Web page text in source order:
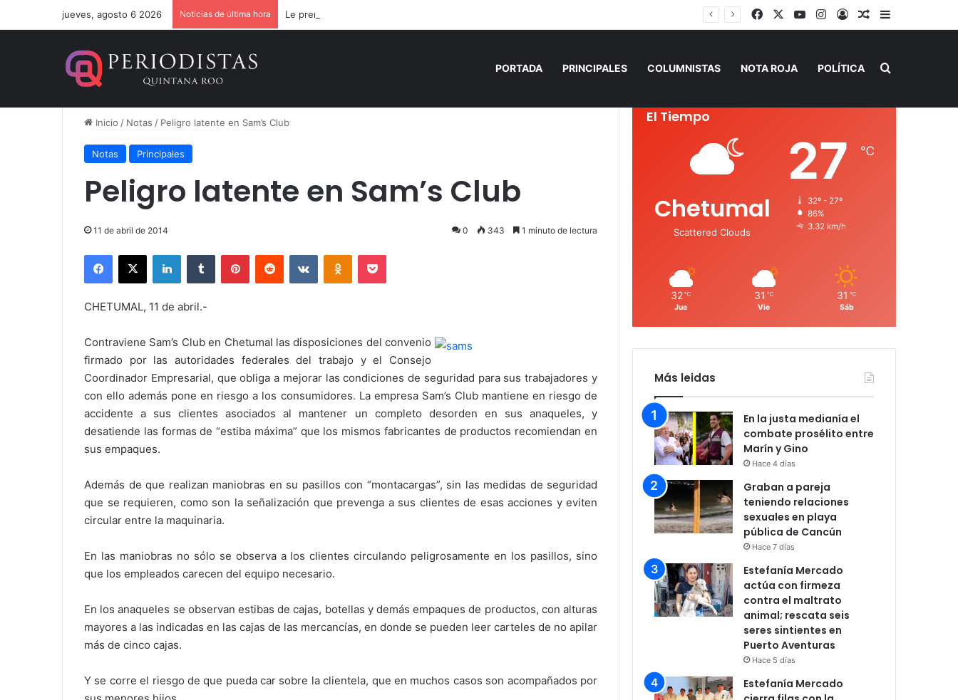
jueves, agosto 6 2026 Noticias de última hora Le prenden fuego a camioneta involucrada en balacera en Carrillo Puerto FacebookYouTubeInstagram
AccesoPublicación al
Barra lateral
PORTADA PRINCIPALES COLUMNISTAS NOTA ROJA POLÍTICA Buscar por
Inicio / Notas / Peligro latente en Sam’s Club
Notas Principales
Peligro latente en Sam’s Club
11 de abril de 2014 0 343 1 minuto de lectura
Facebook
X LinkedInTumblr PinterestReddit VKontakteOdnoklassniki
Pocket
CHETUMAL, 11 de abril.-
Contraviene Sam’s Club en Chetumal las disposiciones del convenio
firmado por las autoridades federales del trabajo y el Consejo
Coordinador Empresarial, que obliga a mejorar las condiciones de seguridad para sus trabajadores y
con ello además pone en riesgo a los consumidores. La empresa Sam’s Club mantiene en riesgo de
accidente a sus clientes asociados al mantener un completo desorden en sus anaqueles, y
desatiende las formas de “estiba máxima” que los mismos fabricantes de productos recomiendan en
sus empaques.
Además de que realizan maniobras en su pasillos con “montacargas”, sin las medidas de seguridad
que se requieren, como son la señalización que prevenga a sus clientes de esas acciones y eviten
circular entre la maquinaria.
En las maniobras no sólo se observa a los clientes circulando peligrosamente en los pasillos, sino
que los empleados carecen del equipo necesario.
En los anaqueles se observan estibas de cajas, botellas y demás empaques de productos, con alturas
mayores a las indicadas en las cajas de las mercancías, en donde se pueden leer carteles de no apilar
más de cinco cajas.
Y se corre el riesgo de que pueda car sobre la clientela, que en muchos casos son acompañados por
El Tiempo
Chetumal
Scattered Clouds
27 ℃
32º - 27º
86%
3.32 km/h
32 ℃
Jue
31 ℃
Vie
31 ℃
Sáb
Más leidas
En la justa medianía el
combate prosélito entre
Marín y Gino
Hace 4 días
Graban a pareja
teniendo relaciones
sexuales en playa
pública de Cancún
Hace 7 días
Estefanía Mercado
actúa con firmeza
contra el maltrato
animal; rescata seis
seres sintientes en
Puerto Aventuras
Hace 5 días
Estefanía Mercado